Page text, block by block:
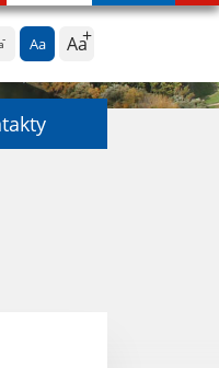
Aa Aa